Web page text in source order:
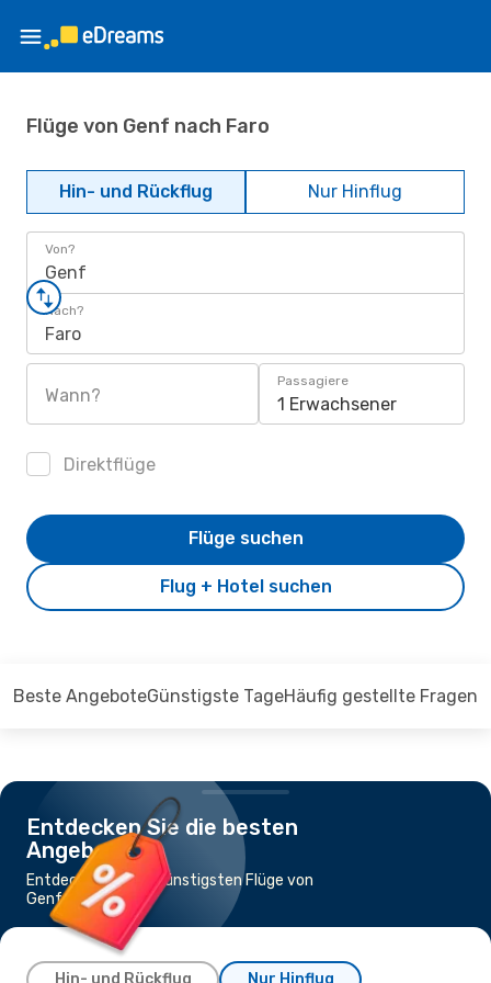
Flüge von Genf nach Faro
Hin- und Rückflug Nur Hinflug
Von?
Genf
Nach?
Faro
Wann?
Passagiere
1 Erwachsener
Direktflüge
Flug + Hotel suchen
Flüge suchen
Beste AngeboteGünstigste TageHäufig gestellte Fragen
Entdecken Sie die besten
Angebote
Entdecken Sie die günstigsten Flüge von
Genf nach Faro
Hin- und Rückflug Nur Hinflug